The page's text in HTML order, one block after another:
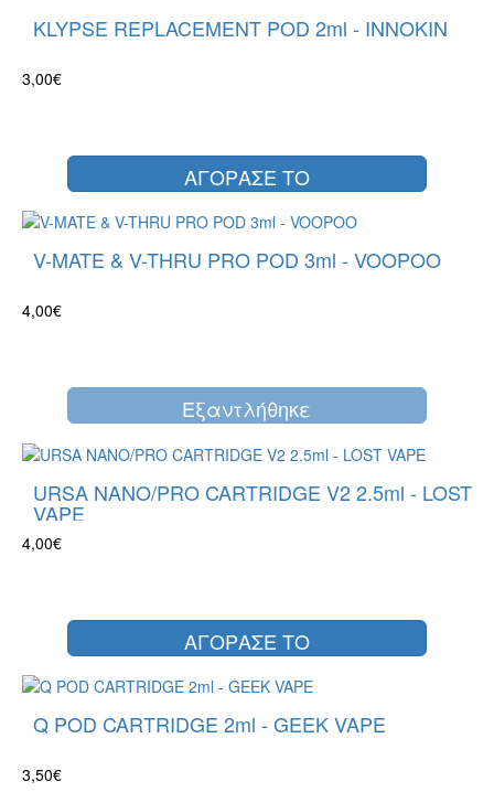
KLYPSE REPLACEMENT POD 2ml - INNOKIN
3,00€
ΑΓΟΡΑΣΕ ΤΟ
V-MATE & V-THRU PRO POD 3ml - VOOPOO
4,00€
Eξαντλήθηκε
URSA NANO/PRO CARTRIDGE V2 2.5ml - LOST
VAPE
4,00€
ΑΓΟΡΑΣΕ ΤΟ
Q POD CARTRIDGE 2ml - GEEK VAPE
3,50€